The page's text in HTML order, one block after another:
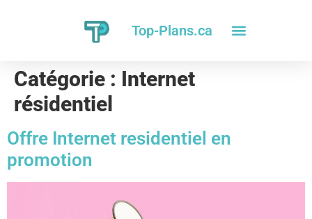
Top-Plans.ca
Catégorie : Internet
résidentiel
Offre Internet residentiel en
promotion